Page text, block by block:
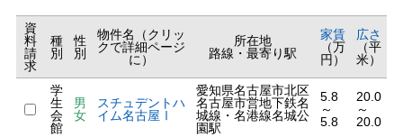
資
料
請
求
種
別
性
別
物件名（クリッ
クで詳細ページ
に）
所在地
路線・最寄り駅
家賃
（万
円）
広さ
（平
米）
学
生
会
館
男
女
スチュデントハ
イム名古屋Ⅰ
愛知県名古屋市北区
名古屋市営地下鉄名
城線・名港線名城公
園駅
5.8
～
5.8
20.0
～
20.0